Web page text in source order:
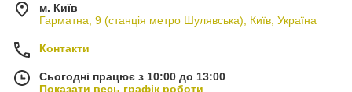
м. Київ
Гарматна, 9 (станція метро Шулявська), Київ, Україна
Контакти
Сьогодні працює з 10:00 до 13:00
Показати весь графік роботи